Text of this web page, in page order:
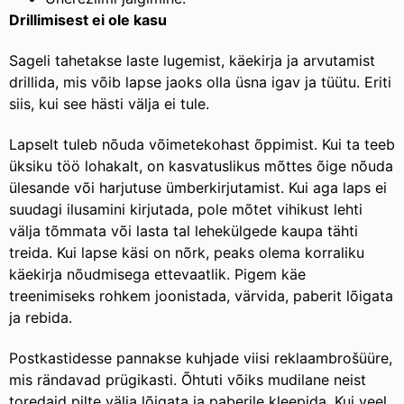
Drillimisest ei ole kasu
Sageli tahetakse laste lugemist, käekirja ja arvutamist
drillida, mis võib lapse jaoks olla üsna igav ja tüütu. Eriti
siis, kui see hästi välja ei tule.
Lapselt tuleb nõuda võimetekohast õppimist. Kui ta teeb
üksiku töö lohakalt, on kasvatuslikus mõttes õige nõuda
ülesande või harjutuse ümberkirjutamist. Kui aga laps ei
suudagi ilusamini kirjutada, pole mõtet vihikust lehti
välja tõmmata või lasta tal lehekülgede kaupa tähti
treida. Kui lapse käsi on nõrk, peaks olema korraliku
käekirja nõudmisega ettevaatlik. Pigem käe
treenimiseks rohkem joonistada, värvida, paberit lõigata
ja rebida.
Postkastidesse pannakse kuhjade viisi reklaambrošüüre,
mis rändavad prügikasti. Õhtuti võiks mudilane neist